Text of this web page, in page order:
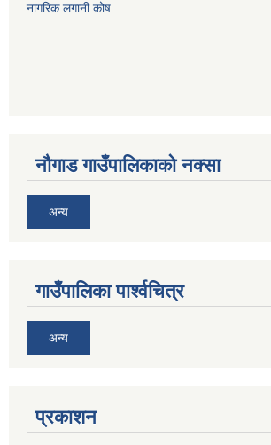
नागरिक लगानी कोष
नौगाड गाउँपालिकाको नक्सा
अन्य
गाउँपालिका पार्श्वचित्र
अन्य
प्रकाशन